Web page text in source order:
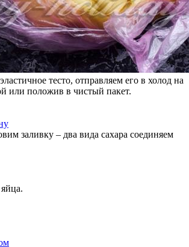
тесто, отправляем его в холод на
или положив в чистый пакет.
заливку – два вида сахара соединяем